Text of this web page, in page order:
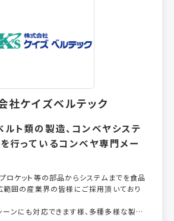
社ケイズベルテック
ト類の製造、コンベヤシステ
行っているコンベヤ専門メー
ロケット等の部品からシステムまでを食品
範囲の産業界の皆様にご採用頂いており
ンにも対応できます様、多種多様な製品